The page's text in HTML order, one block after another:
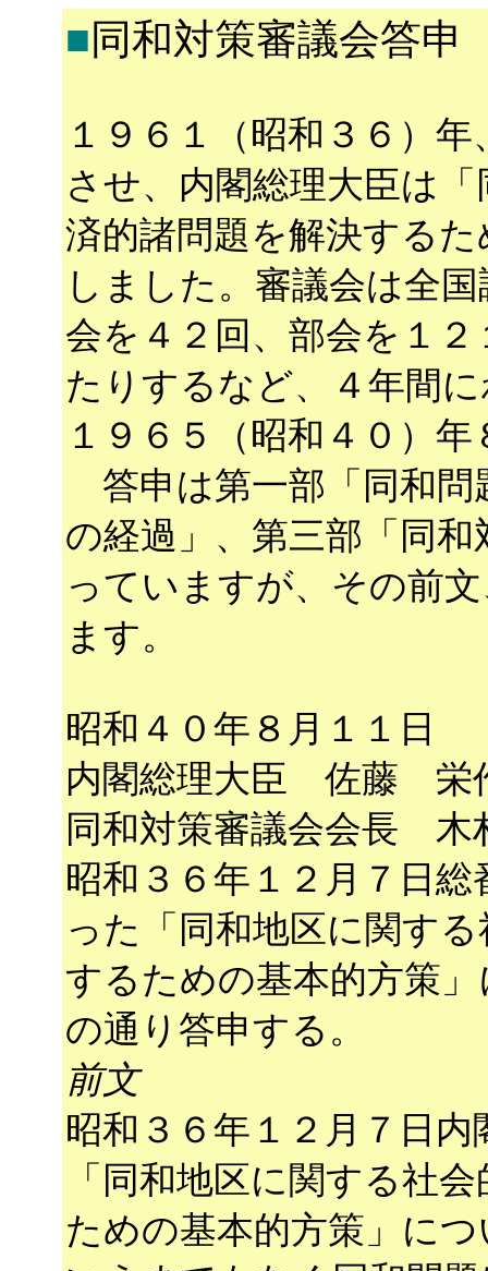
■同和対策審議会答申
１９６１（昭和３６）
させ、内閣総理大臣は
済的諸問題を解決する
しました。審議会は全
会を４２回、部会を１
たりするなど、４年間
１９６５（昭和４０）
答申は第一部「同和問
の経過」、第三部「同
っていますが、その前
ます。
昭和４０年８月１１日
内閣総理大臣 佐藤
同和対策審議会会長
昭和３６年１２月７日
った「同和地区に関す
するための基本的方策
の通り答申する。
前文
昭和３６年１２月７日
「同和地区に関する社
ための基本的方策」に